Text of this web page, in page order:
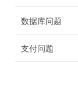
数据库问题
支付问题